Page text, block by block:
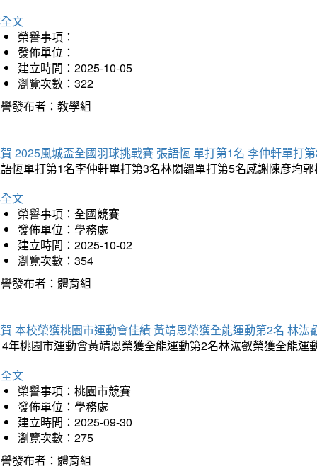
文
榮譽事項：
發佈單位：
建立時間：2025-10-05
瀏覽次數：322
發布者：教學組
2025風城盃全國羽球挑戰賽 張語恆 單打第1名 李仲軒單打
恆單打第1名李仲軒單打第3名林閎韞單打第5名感謝陳彥均
文
榮譽事項：全國競賽
發佈單位：學務處
建立時間：2025-10-02
瀏覽次數：354
發布者：體育組
本校榮獲桃園市運動會佳績 黃靖恩榮獲全能運動第2名 林汯
年桃園市運動會黃靖恩榮獲全能運動第2名林汯叡榮獲全能運
文
榮譽事項：桃園市競賽
發佈單位：學務處
建立時間：2025-09-30
瀏覽次數：275
發布者：體育組